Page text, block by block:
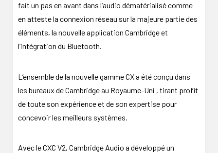
fait un pas en avant dans l’audio dématérialisé comme
en atteste la connexion réseau sur la majeure partie des
éléments, la nouvelle application Cambridge et
l’intégration du Bluetooth.
L’ensemble de la nouvelle gamme CX a été conçu dans
les bureaux de Cambridge au Royaume-Uni , tirant profit
de toute son expérience et de son expertise pour
concevoir les meilleurs systèmes.
Avec le CXC V2, Cambridge Audio a développé un